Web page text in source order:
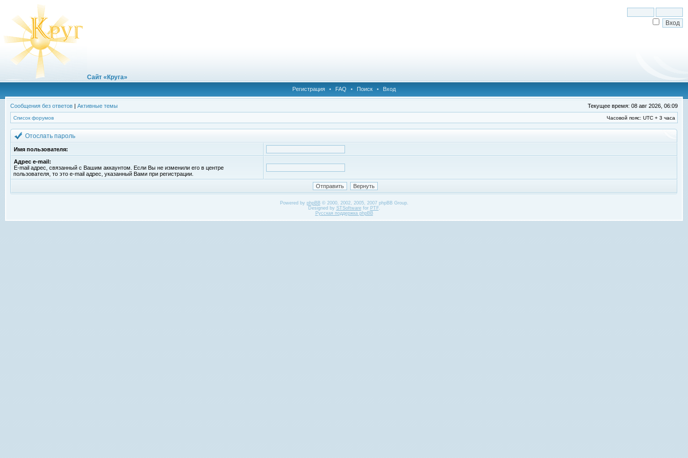
Сайт «Круга»
Регистрация • FAQ • Поиск • Вход
Сообщения без ответов | Активные темы Текущее время: 08 авг 2026, 06:09
Список форумов Часовой пояс: UTC + 3 часа
Отослать пароль
Имя пользователя:
Адрес e-mail:
E-mail адрес, связанный с Вашим аккаунтом. Если Вы не изменили его в центре
пользователя, то это e-mail адрес, указанный Вами при регистрации.
Powered by phpBB© 2000, 2002, 2005, 2007 phpBB Group.
Designed by STSoftwarefor PTF.
Русская поддержка phpBB